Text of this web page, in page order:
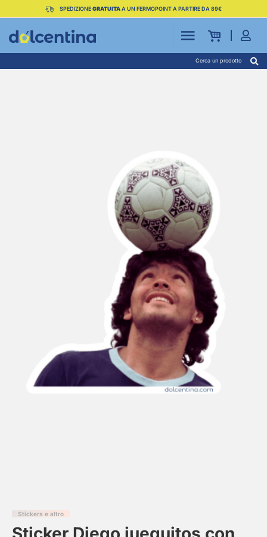
SPEDIZIONEGRATUITAA UN FERMOPOINT A PARTIRE DA 89€
Cerca un prodotto
Stickers e altro